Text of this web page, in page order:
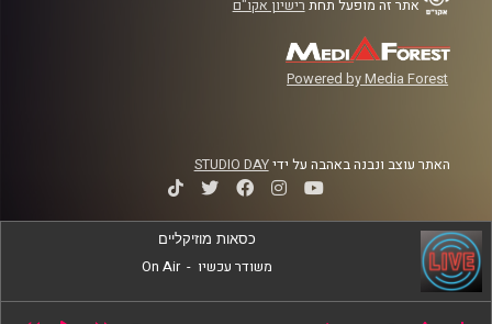
אתר זה מופעל תחת רישיון אקו"ם
Powered by Media Forest
האתר עוצב ונבנה באהבה על ידיSTUDIO DAY
כסאות מוזיקליים
משודר עכשיו -
On Air